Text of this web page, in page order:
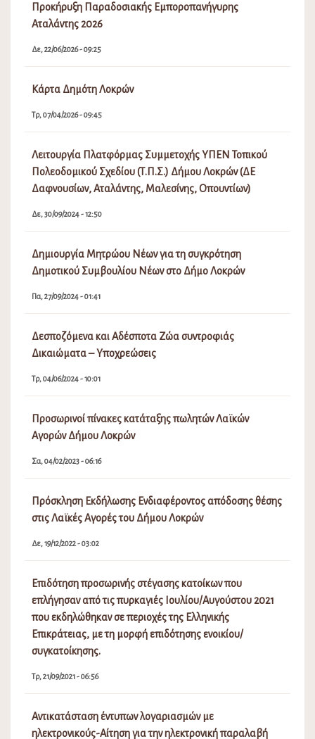
Προκήρυξη Παραδοσιακής Εμποροπανήγυρης
Αταλάντης 2026
Δε, 22/06/2026 - 09:25
Κάρτα Δημότη Λοκρών
Τρ, 07/04/2026 - 09:45
Λειτουργία Πλατφόρμας Συμμετοχής ΥΠΕΝ Τοπικού
Πολεοδομικού Σχεδίου (Τ.Π.Σ.) Δήμου Λοκρών (ΔΕ
Δαφνουσίων, Αταλάντης, Μαλεσίνης, Οπουντίων)
Δε, 30/09/2024 - 12:50
Δημιουργία Μητρώου Νέων για τη συγκρότηση
Δημοτικού Συμβουλίου Νέων στο Δήμο Λοκρών
Πα, 27/09/2024 - 01:41
Δεσποζόμενα και Αδέσποτα Ζώα συντροφιάς
Δικαιώματα – Υποχρεώσεις
Τρ, 04/06/2024 - 10:01
Προσωρινοί πίνακες κατάταξης πωλητών Λαϊκών
Αγορών Δήμου Λοκρών
Σα, 04/02/2023 - 06:16
Πρόσκληση Εκδήλωσης Ενδιαφέροντος απόδοσης θέσης
στις Λαϊκές Αγορές του Δήμου Λοκρών
Δε, 19/12/2022 - 03:02
Επιδότηση προσωρινής στέγασης κατοίκων που
επλήγησαν από τις πυρκαγιές Ιουλίου/Αυγούστου 2021
που εκδηλώθηκαν σε περιοχές της Ελληνικής
Επικράτειας, με τη μορφή επιδότησης ενοικίου/
συγκατοίκησης.
Τρ, 21/09/2021 - 06:56
Αντικατάσταση έντυπων λογαριασμών με
ηλεκτρονικούς-Αίτηση για την ηλεκτρονική παραλαβή